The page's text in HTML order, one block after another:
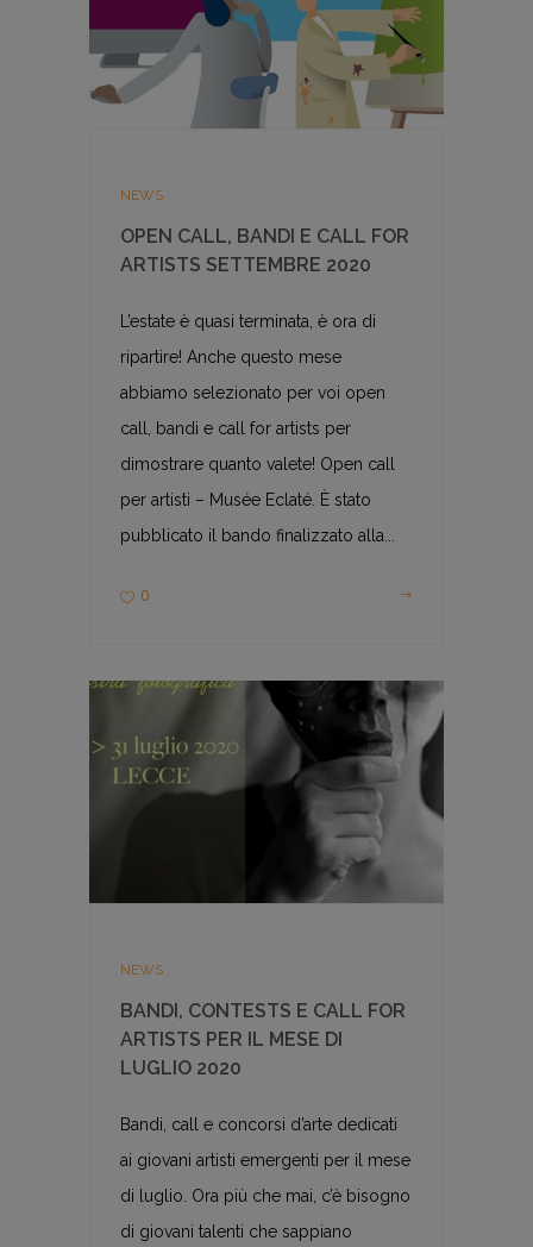
NEWS
OPEN CALL, BANDI E CALL FOR
ARTISTS SETTEMBRE 2020
L’estate è quasi terminata, è ora di
ripartire! Anche questo mese
abbiamo selezionato per voi open
call, bandi e call for artists per
dimostrare quanto valete! Open call
per artisti – Musée Eclaté. È stato
pubblicato il bando finalizzato alla...
0
NEWS
BANDI, CONTESTS E CALL FOR
ARTISTS PER IL MESE DI
LUGLIO 2020
Bandi, call e concorsi d’arte dedicati
ai giovani artisti emergenti per il mese
di luglio. Ora più che mai, c’è bisogno
di giovani talenti che sappiano